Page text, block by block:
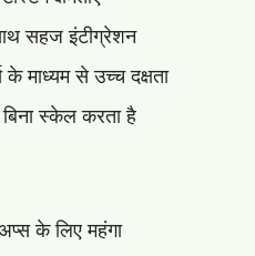
सहज इंटीग्रेशन
माध्यम से उच्च दक्षता
बिना स्केल करता है
के लिए महंगा